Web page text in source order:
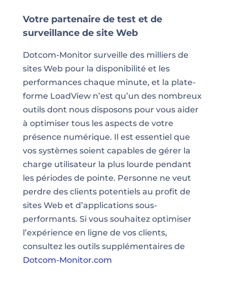
Votre partenaire de test et de
surveillance de site Web
Dotcom-Monitor surveille des milliers de
sites Web pour la disponibilité et les
performances chaque minute, et la plate-
forme LoadView n’est qu’un des nombreux
outils dont nous disposons pour vous aider
à optimiser tous les aspects de votre
présence numérique. Il est essentiel que
vos systèmes soient capables de gérer la
charge utilisateur la plus lourde pendant
les périodes de pointe. Personne ne veut
perdre des clients potentiels au profit de
sites Web et d’applications sous-
performants. Si vous souhaitez optimiser
l’expérience en ligne de vos clients,
consultez les outils supplémentaires de
Dotcom-Monitor.com